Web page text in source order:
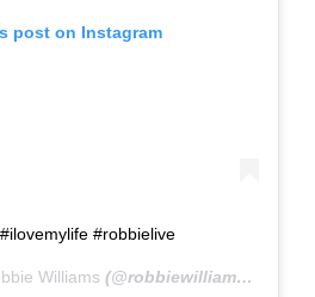
post on Instagram
#robbielive
Williams (@robbiewilliams) on